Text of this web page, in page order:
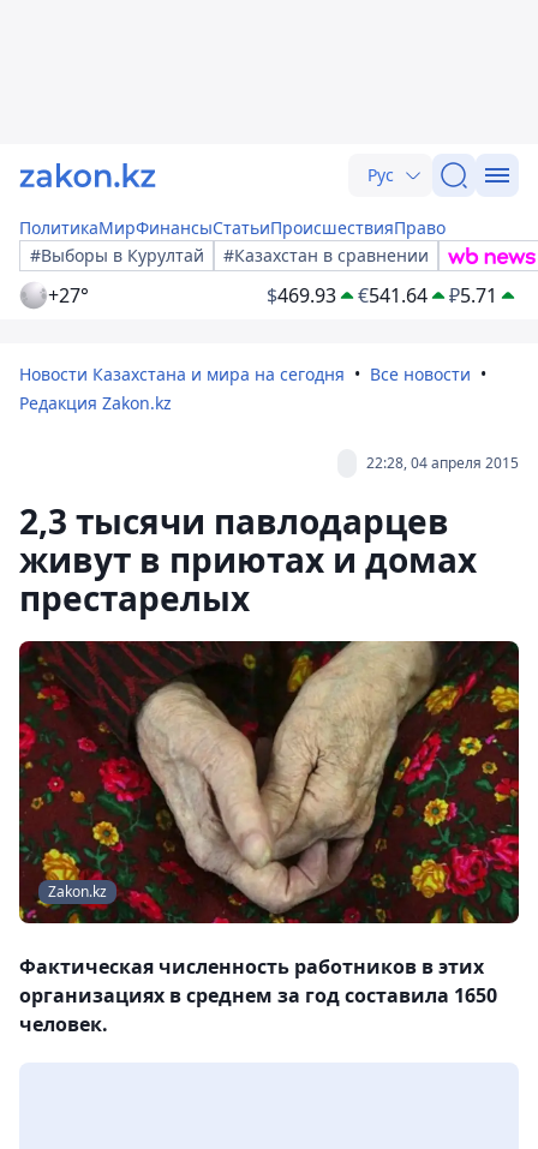
Рус
ПолитикаМирФинансыСтатьиПроисшествияПраво
#Выборы в Курултай
#Казахстан в сравнении
+27° $469.93 €541.64 ₽5.71
Новости Казахстана и мира на сегодня
Все новости
Редакция Zakon.kz
22:28, 04 апреля 2015
2,3 тысячи павлодарцев
живут в приютах и домах
престарелых
Zakon.kz
Фактическая численность работников в этих
организациях в среднем за год составила 1650
человек.